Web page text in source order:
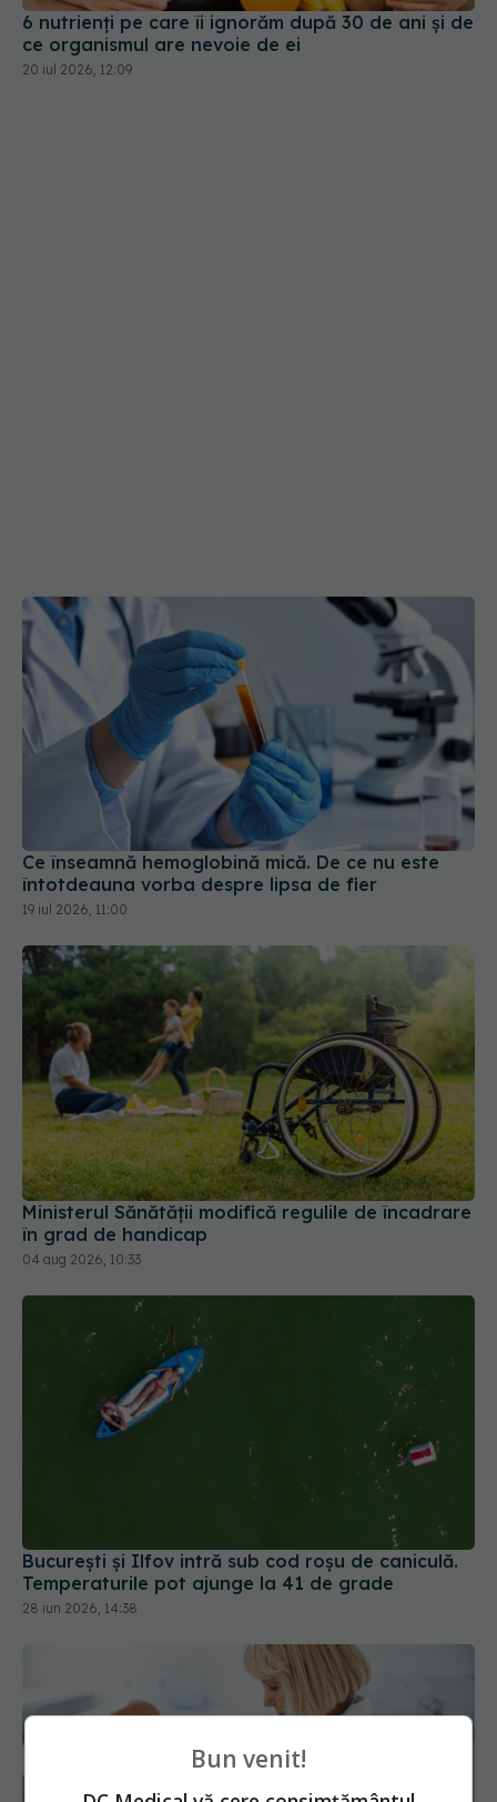
6 nutrienți pe care îi ignorăm după 30 de ani și de
ce organismul are nevoie de ei
20 iul 2026, 12:09
Ce înseamnă hemoglobină mică. De ce nu este
întotdeauna vorba despre lipsa de fier
19 iul 2026, 11:00
Ministerul Sănătății modifică regulile de încadrare
în grad de handicap
04 aug 2026, 10:33
București și Ilfov intră sub cod roșu de caniculă.
Temperaturile pot ajunge la 41 de grade
28 iun 2026, 14:38
Bun venit!